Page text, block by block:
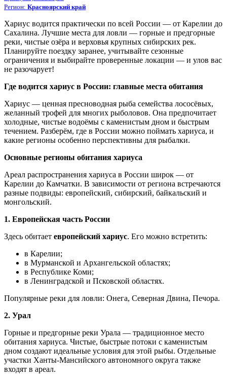
Регион: Красноярский край
Хариус водится практически по всей России — от Карелии до
Сахалина. Лучшие места для ловли — горные и предгорные
реки, чистые озёра и верховья крупных сибирских рек.
Планируйте поездку заранее, учитывайте сезонные
ограничения и выбирайте проверенные локации — и улов вас
не разочарует!
Где водится хариус в России: главные места обитания
Хариус — ценная пресноводная рыба семейства лососёвых,
желанный трофей для многих рыболовов. Она предпочитает
холодные, чистые водоёмы с каменистым дном и быстрым
течением. Разберём, где в России можно поймать хариуса, и
какие регионы особенно перспективны для рыбалки.
Основные регионы обитания хариуса
Ареал распространения хариуса в России широк — от
Карелии до Камчатки. В зависимости от региона встречаются
разные подвиды: европейский, сибирский, байкальский и
монгольский.
1. Европейская часть России
Здесь обитает европейский хариус. Его можно встретить:
в Карелии;
в Мурманской и Архангельской областях;
в Республике Коми;
в Ленинградской и Псковской областях.
Популярные реки для ловли: Онега, Северная Двина, Печора.
2. Урал
Горные и предгорные реки Урала — традиционное место
обитания хариуса. Чистые, быстрые потоки с каменистым
дном создают идеальные условия для этой рыбы. Отдельные
участки Ханты‑Мансийского автономного округа также
входят в ареал.